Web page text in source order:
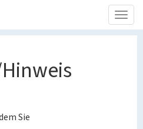
Sie